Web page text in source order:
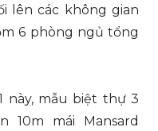
lên các không gian
6 phòng ngủ tổng
này, mẫu biệt thự 3
mái Mansard